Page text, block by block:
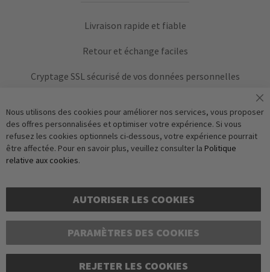
Livraison rapide et fiable
Retour et échange faciles
Cryptage SSL sécurisé de vos données personnelles
Clique ici pour vérifier
Copyright © 2016-2026 dagmarfischer mode. Tous droits réservés. Tous les prix sont
Nous utilisons des cookies pour améliorer nos services, vous proposer
des offres personnalisées et optimiser votre expérience. Si vous
refusez les cookies optionnels ci-dessous, votre expérience pourrait
être affectée. Pour en savoir plus, veuillez consulter la Politique
relative aux cookies.
AUTORISER LES COOKIES
PARAMÈTRES DES COOKIES
REJETER LES COOKIES